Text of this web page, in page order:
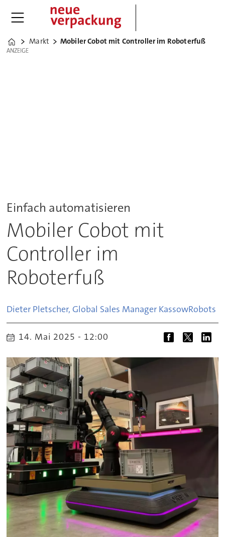
Home
Markt Mobiler Cobot mit Controller im Roboterfuß
ANZEIGE
ANZEIGE
Einfach automatisieren
Mobiler Cobot mit
Controller im
Roboterfuß
Dieter Pletscher, Global Sales Manager KassowRobots
14. Mai 2025 - 12:00